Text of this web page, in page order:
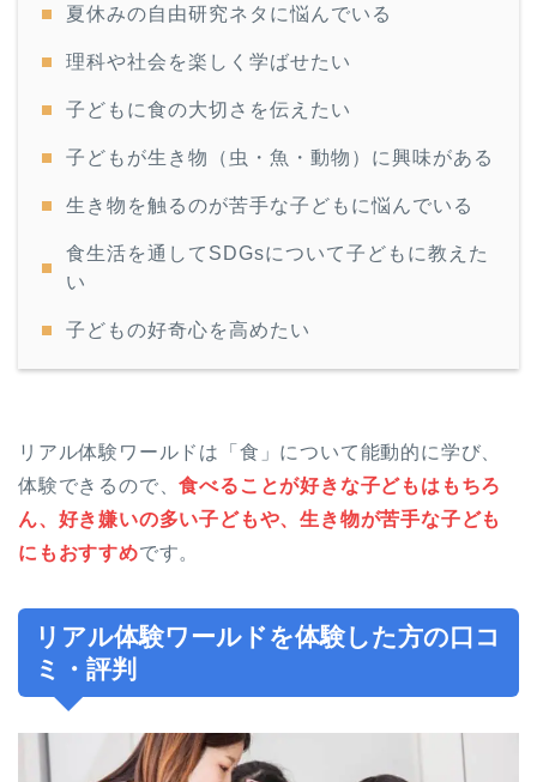
夏休みの自由研究ネタに悩んでいる
理科や社会を楽しく学ばせたい
子どもに食の大切さを伝えたい
子どもが生き物（虫・魚・動物）に興味がある
生き物を触るのが苦手な子どもに悩んでいる
食生活を通してSDGsについて子どもに教えた
い
子どもの好奇心を高めたい
リアル体験ワールドは「食」について能動的に学び、
体験できるので、食べることが好きな子どもはもちろ
ん、好き嫌いの多い子どもや、生き物が苦手な子ども
にもおすすめです。
リアル体験ワールドを体験した方の口コ
ミ・評判